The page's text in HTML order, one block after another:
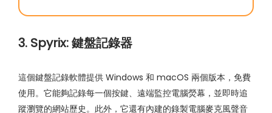
3. Spyrix: 鍵盤記錄器
這個鍵盤記錄軟體提供 Windows 和 macOS 兩個版本，免費
使用。它能夠記錄每一個按鍵、遠端監控電腦熒幕，並即時追
蹤瀏覽的網站歷史。此外，它還有內建的錄製電腦麥克風聲音